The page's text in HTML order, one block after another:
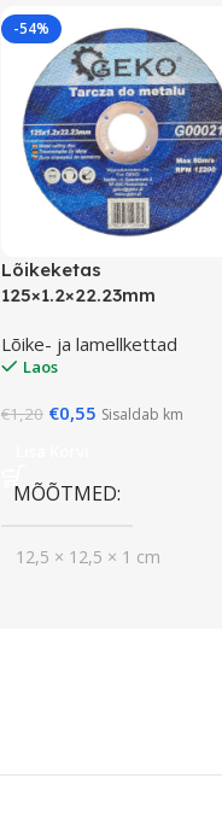
-54%
Lõikeketas
125×1.2×22.23mm
Lõike- ja lamellkettad
Laos
€1,20 €0,55 Sisaldab km
MÕÕTMED
12,5 × 12,5 × 1 cm